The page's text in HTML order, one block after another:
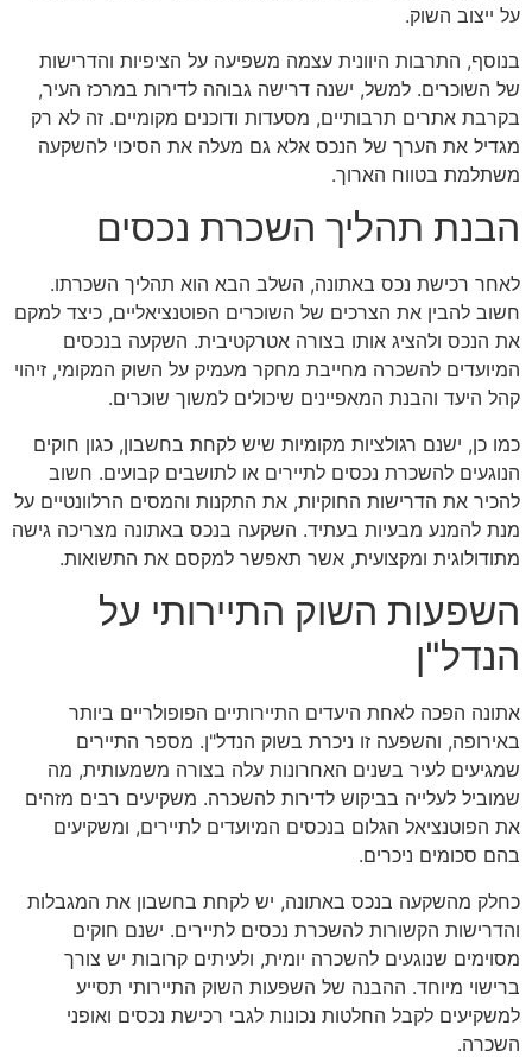
על ייצוב השוק.
בנוסף, התרבות היוונית עצמה משפיעה על הציפיות והדרישות
של השוכרים. למשל, ישנה דרישה גבוהה לדירות במרכז העיר,
בקרבת אתרים תרבותיים, מסעדות ודוכנים מקומיים. זה לא רק
מגדיל את הערך של הנכס אלא גם מעלה את הסיכוי להשקעה
משתלמת בטווח הארוך.
הבנת תהליך השכרת נכסים
לאחר רכישת נכס באתונה, השלב הבא הוא תהליך השכרתו.
חשוב להבין את הצרכים של השוכרים הפוטנציאליים, כיצד למקם
את הנכס ולהציג אותו בצורה אטרקטיבית. השקעה בנכסים
המיועדים להשכרה מחייבת מחקר מעמיק על השוק המקומי, זיהוי
קהל היעד והבנת המאפיינים שיכולים למשוך שוכרים.
כמו כן, ישנם רגולציות מקומיות שיש לקחת בחשבון, כגון חוקים
הנוגעים להשכרת נכסים לתיירים או לתושבים קבועים. חשוב
להכיר את הדרישות החוקיות, את התקנות והמסים הרלוונטיים על
מנת להמנע מבעיות בעתיד. השקעה בנכס באתונה מצריכה גישה
מתודולוגית ומקצועית, אשר תאפשר למקסם את התשואות.
השפעות השוק התיירותי על
הנדל"ן
אתונה הפכה לאחת היעדים התיירותיים הפופולריים ביותר
באירופה, והשפעה זו ניכרת בשוק הנדל"ן. מספר התיירים
שמגיעים לעיר בשנים האחרונות עלה בצורה משמעותית, מה
שמוביל לעלייה בביקוש לדירות להשכרה. משקיעים רבים מזהים
את הפוטנציאל הגלום בנכסים המיועדים לתיירים, ומשקיעים
בהם סכומים ניכרים.
כחלק מהשקעה בנכס באתונה, יש לקחת בחשבון את המגבלות
והדרישות הקשורות להשכרת נכסים לתיירים. ישנם חוקים
מסוימים שנוגעים להשכרה יומית, ולעיתים קרובות יש צורך
ברישוי מיוחד. ההבנה של השפעות השוק התיירותי תסייע
למשקיעים לקבל החלטות נכונות לגבי רכישת נכסים ואופני
השכרה.